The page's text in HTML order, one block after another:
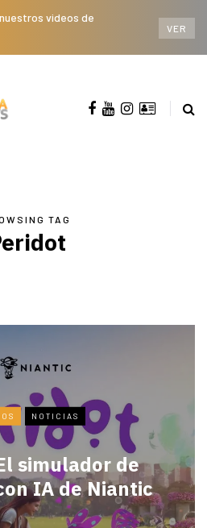
videos de
VER
TAG
NOTICIAS
simulador de
IA de Niantic